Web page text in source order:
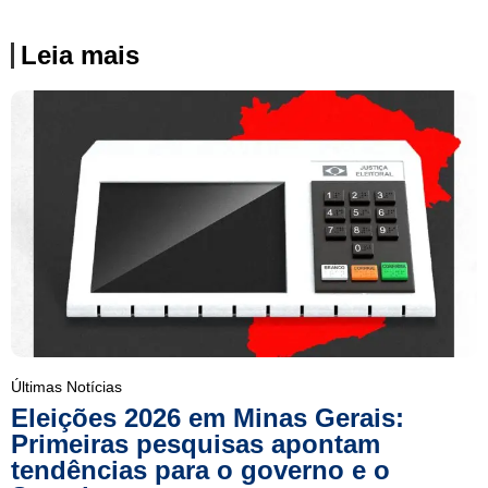
Leia mais
Últimas Notícias
Eleições 2026 em Minas Gerais:
Primeiras pesquisas apontam
tendências para o governo e o